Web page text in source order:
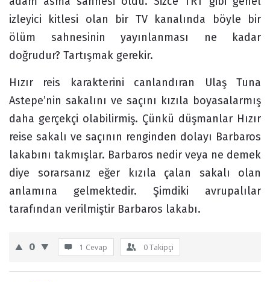
izleyici kitlesi olan bir TV kanalında böyle bir
ölüm sahnesinin yayınlanması ne kadar
doğrudur? Tartışmak gerekir.
Hızır reis karakterini canlandıran Ulaş Tuna
Astepe’nin sakalını ve saçını kızıla boyasalarmış
daha gerçekçi olabilirmiş. Çünkü düşmanlar Hızır
reise sakalı ve saçının renginden dolayı Barbaros
lakabını takmışlar. Barbaros nedir veya ne demek
diye sorarsanız eğer kızıla çalan sakalı olan
anlamına gelmektedir. Şimdiki avrupalılar
tarafından verilmiştir Barbaros lakabı.
0 1 Cevap 0Takipçi